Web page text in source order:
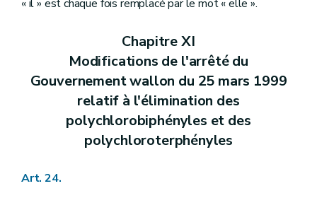
« il » est chaque fois remplacé par le mot « elle ».
Chapitre XI
Modifications de l'arrêté du
Gouvernement wallon du 25 mars 1999
relatif à l'élimination des
polychlorobiphényles et des
polychloroterphényles
Art. 24.